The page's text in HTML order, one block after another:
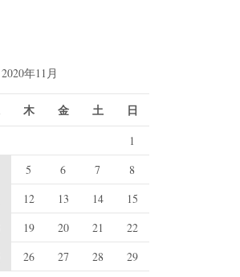
2020年11月
木 金 土 日
1
5 6 7
8
12 13 14
15
19 20 21
22
26 27 28
29